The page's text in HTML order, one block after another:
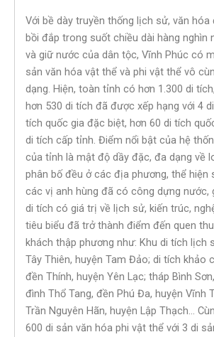
Với bề dày truyền thống lịch sử, văn hóa
bồi đắp trong suốt chiều dài hàng nghìn
và giữ nước của dân tộc, Vĩnh Phúc có
sản văn hóa vật thể và phi vật thể vô
dạng. Hiện, toàn tỉnh có hơn 1.300 di
hơn 530 di tích đã được xếp hạng với 4
tích quốc gia đặc biệt, hơn 60 di tích
di tích cấp tỉnh. Điểm nổi bật của hệ
của tỉnh là mật độ dầy đặc, đa dạng về
phân bố đều ở các địa phương, thể hiện
các vị anh hùng đã có công dựng nước,
di tích có giá trị về lịch sử, kiến trúc,
tiêu biểu đã trở thành điểm đến quen
khách thập phương như: Khu di tích lịch
Tây Thiên, huyện Tam Đảo; di tích khảo
đền Thính, huyện Yên Lạc; tháp Bình
đình Thổ Tang, đền Phú Đa, huyện Vĩnh
Trần Nguyên Hãn, huyện Lập Thạch…
600 di sản văn hóa phi vật thể với 3 di